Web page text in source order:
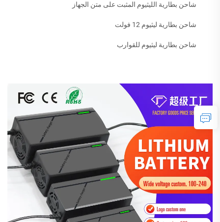
شاحن بطارية الليثيوم المثبت على متن الجهاز
شاحن بطارية ليثيوم 12 فولت
شاحن بطارية ليثيوم للقوارب